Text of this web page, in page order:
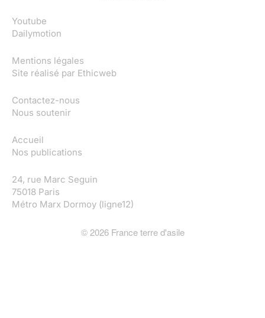
Youtube
Dailymotion
Mentions légales
Site réalisé par Ethicweb
Contactez-nous
Nous soutenir
Accueil
Nos publications
24, rue Marc Seguin
75018 Paris
Métro Marx Dormoy (ligne12)
© 2026France terre d'asile